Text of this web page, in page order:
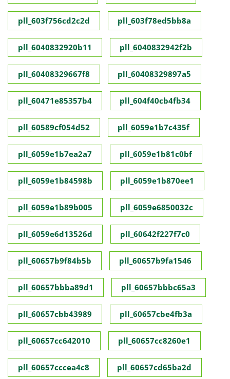
pll_603f756cd2c2d pll_603f78ed5bb8a
pll_6040832920b11 pll_6040832942f2b
pll_60408329667f8 pll_60408329897a5
pll_60471e85357b4 pll_604f40cb4fb34
pll_60589cf054d52 pll_6059e1b7c435f
pll_6059e1b7ea2a7 pll_6059e1b81c0bf
pll_6059e1b84598b pll_6059e1b870ee1
pll_6059e1b89b005 pll_6059e6850032c
pll_6059e6d13526d pll_60642f227f7c0
pll_60657b9f84b5b pll_60657b9fa1546
pll_60657bbba89d1 pll_60657bbbc65a3
pll_60657cbb43989 pll_60657cbe4fb3a
pll_60657cc642010 pll_60657cc8260e1
pll_60657cccea4c8 pll_60657cd65ba2d